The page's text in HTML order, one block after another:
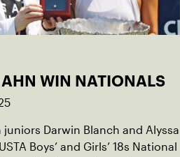
AHN WIN NATIONALS
juniors Darwin Blanch and Alyssa
Boys’ and Girls’ 18s National